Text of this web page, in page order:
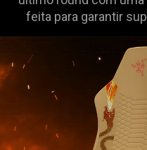
feita para garantir